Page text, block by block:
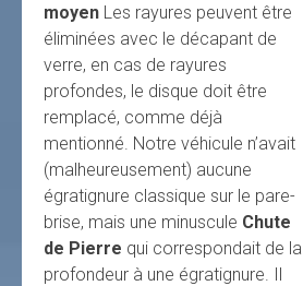
moyen Les rayures peuvent être
éliminées avec le décapant de
verre, en cas de rayures
profondes, le disque doit être
remplacé, comme déjà
mentionné. Notre véhicule n’avait
(malheureusement) aucune
égratignure classique sur le pare-
brise, mais une minuscule Chute
de Pierre qui correspondait de la
profondeur à une égratignure. Il